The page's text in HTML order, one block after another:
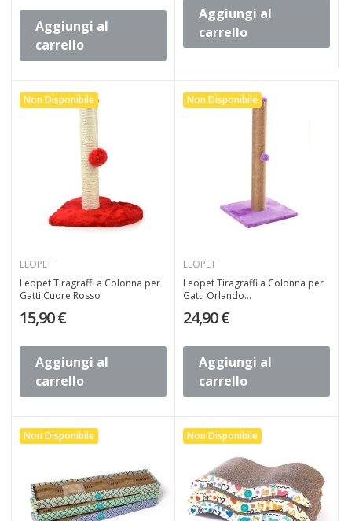
Aggiungi al
carrello
Aggiungi al
carrello
Non Disponibile
LEOPET
Leopet Tiragraffi a Colonna per
Gatti Cuore Rosso
15,90 €
Aggiungi al
carrello
Non Disponibile
LEOPET
Leopet Tiragraffi a Colonna per
Gatti Orlando...
24,90 €
Aggiungi al
carrello
Non Disponibile Non Disponibile